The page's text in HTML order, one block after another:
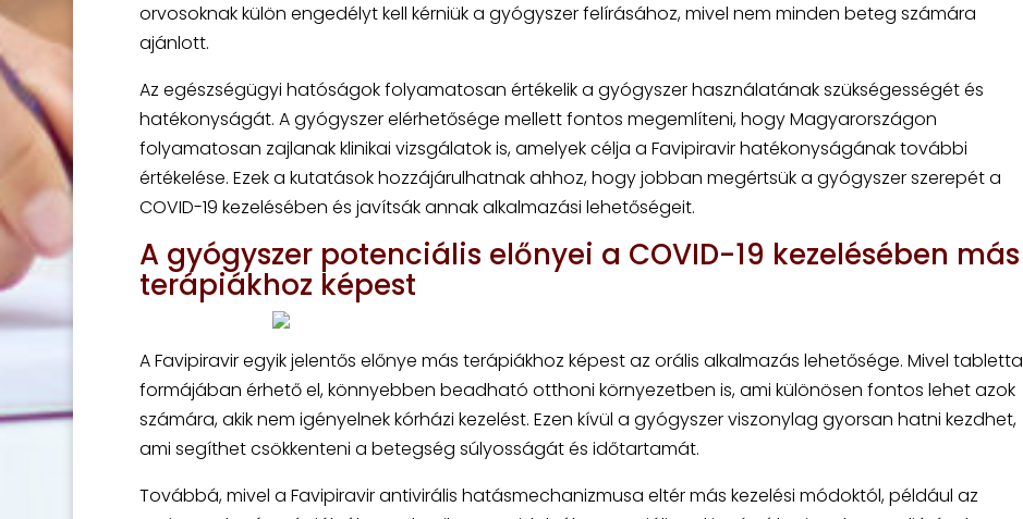
orvosoknak külön engedélyt kell kérniük a gyógyszer felírásához, mivel nem minden beteg számára
ajánlott.
Az egészségügyi hatóságok folyamatosan értékelik a gyógyszer használatának szükségességét és
hatékonyságát. A gyógyszer elérhetősége mellett fontos megemlíteni, hogy Magyarországon
folyamatosan zajlanak klinikai vizsgálatok is, amelyek célja a Favipiravir hatékonyságának további
értékelése. Ezek a kutatások hozzájárulhatnak ahhoz, hogy jobban megértsük a gyógyszer szerepét a
COVID-19 kezelésében és javítsák annak alkalmazási lehetőségeit.
A gyógyszer potenciális előnyei a COVID-19 kezelésében más
terápiákhoz képest
A Favipiravir egyik jelentős előnye más terápiákhoz képest az orális alkalmazás lehetősége. Mivel tabletta
formájában érhető el, könnyebben beadható otthoni környezetben is, ami különösen fontos lehet azok
számára, akik nem igényelnek kórházi kezelést. Ezen kívül a gyógyszer viszonylag gyorsan hatni kezdhet,
ami segíthet csökkenteni a betegség súlyosságát és időtartamát.
Továbbá, mivel a Favipiravir antivirális hatásmechanizmusa eltér más kezelési módoktól, például az